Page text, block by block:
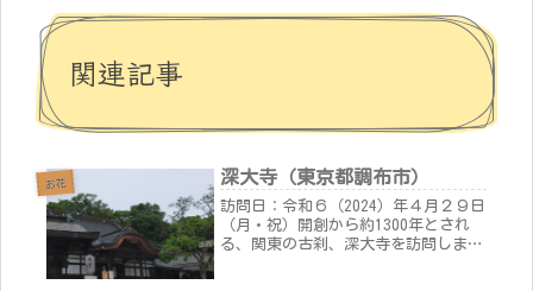
関連記事
お花 深大寺（東京都調布市）
訪問日：令和６（2024）年４月２９日
（月・祝）開創から約1300年とされ
る、関東の古刹、深大寺を訪問しまし